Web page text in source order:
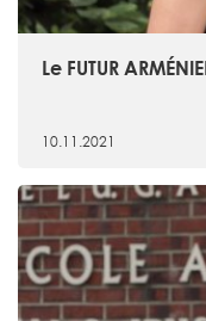
Le FUTUR
10.11.2021